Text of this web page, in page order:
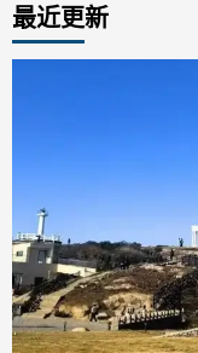
最近更新